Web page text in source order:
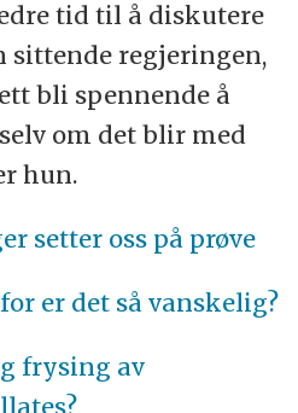
tid til å diskutere
sittende regjeringen,
bli spennende å
om det blir med
hun.
setter oss på prøve
er det så vanskelig?
frysing av